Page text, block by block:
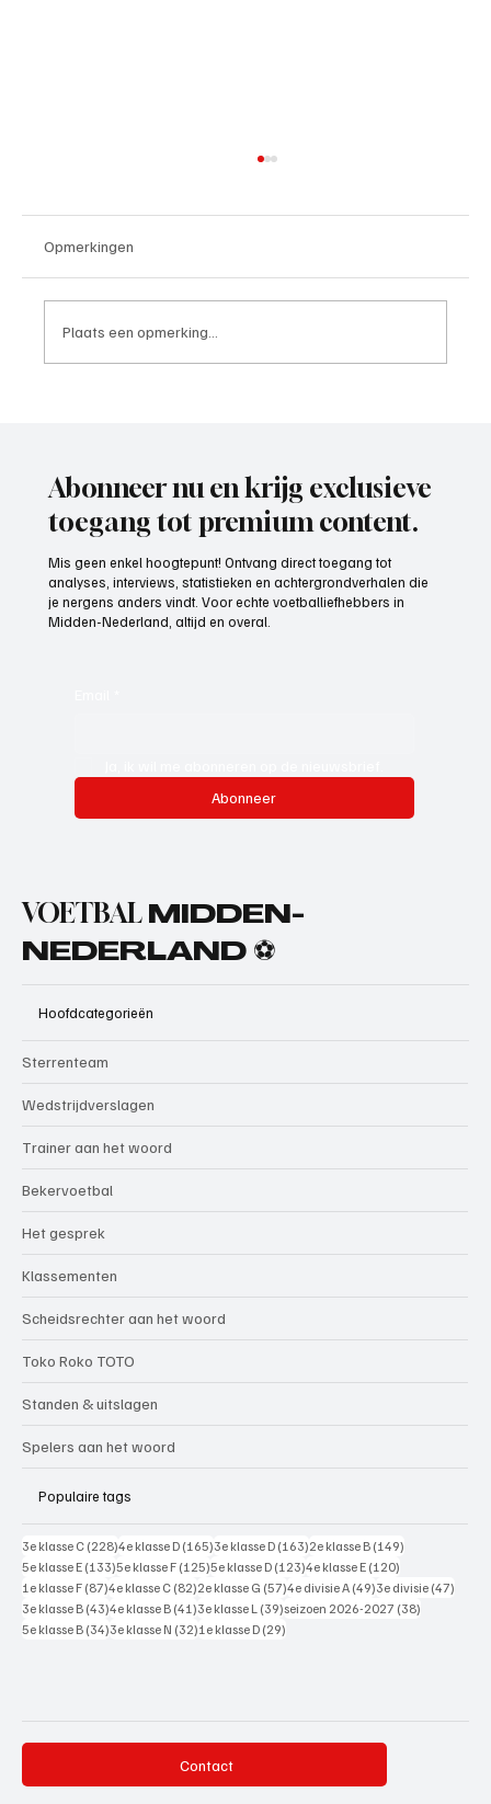
Opmerkingen
Plaats een opmerking...
Abonneer nu en krijg exclusieve
toegang tot premium content.
Mis geen enkel hoogtepunt! Ontvang direct toegang tot
analyses, interviews, statistieken en achtergrondverhalen die
je nergens anders vindt. Voor echte voetballiefhebbers in
Midden-Nederland, altijd en overal.
Abonneer
VOETBAL MIDDEN-
NEDERLAND ⚽
Hoofdcategorieën
Sterrenteam
Wedstrijdverslagen
Trainer aan het woord
Bekervoetbal
Het gesprek
Klassementen
Scheidsrechter aan het woord
Toko Roko TOTO
Standen & uitslagen
Spelers aan het woord
Populaire tags
3e klasse C (228)228 posts
4e klasse D (165)165 posts
3e klasse D (163)163 posts
2e klasse B (149)
5e klasse E (133)133 posts
5e klasse F (125)125 posts
5e klasse D (123)123 posts
4e klasse E (120)
1e klasse F (87)87 posts
4e klasse C (82)82 posts
2e klasse G (57)57 posts
4e divisie A (49)49 posts
3e divisie (47)
3e klasse B (43)43 posts
4e klasse B (41)41 posts
3e klasse L (39)39 posts
seizoen 2026-2027 (38)
5e klasse B (34)34 posts
3e klasse N (32)32 posts
1e klasse D (29)
Contact